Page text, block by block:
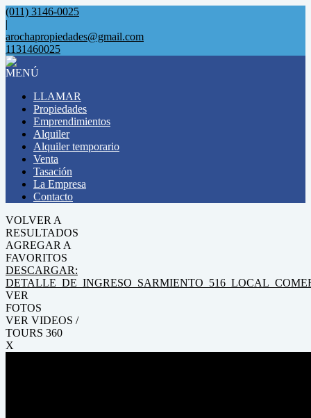
(011) 3146-0025
|
arochapropiedades@gmail.com
1131460025
MENÚ
LLAMAR
Propiedades
Emprendimientos
Alquiler
Alquiler temporario
Venta
Tasación
La Empresa
Contacto
VOLVER A
RESULTADOS
AGREGAR A
FAVORITOS
DESCARGAR:
VER
FOTOS
VER VIDEOS /
TOURS 360
X